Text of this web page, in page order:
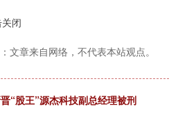
闭
文章来自网络，不代表本站观点。
“股王”源杰科技副总经理被刑